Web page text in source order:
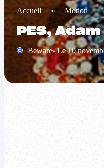
Accueil » Motion
PES,
Beware- Le 10